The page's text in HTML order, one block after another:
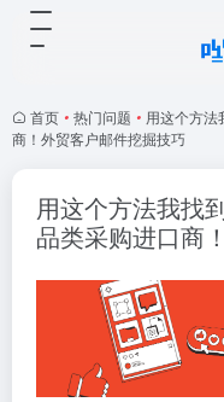
首页 • 热门问题 • 用这个方法
商！外贸客户邮件挖掘技巧
用这个方法我找
品类采购进口商